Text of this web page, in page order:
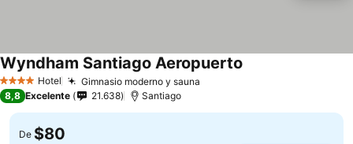
4 EstrellasHotel Gimnasio moderno y sauna
Wyndham Santiago Aeropuerto
8,8 Excelente 21.638 Santiago
De $80